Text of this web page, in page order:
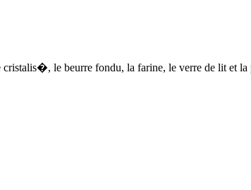
le beurre fondu, la farine, le verre de lit et